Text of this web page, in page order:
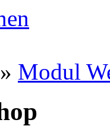
» Modul